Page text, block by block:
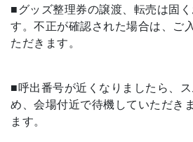
■グッズ整理券の譲渡、転売は固
す。不正が確認された場合は、ご
ただきます。
■呼出番号が近くなりましたら、
め、会場付近で待機していただき
ます。